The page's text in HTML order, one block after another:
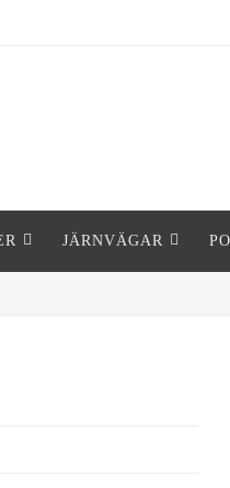
JÄRNVÄGAR